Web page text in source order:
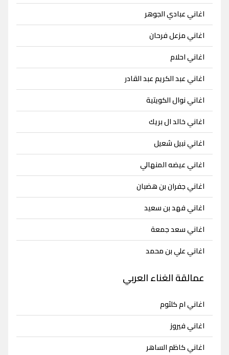
اغاني عبادي الجوهر
اغاني مزعل فرحان
اغاني احلام
اغاني عبد الكريم عبد القادر
اغاني نوال الكويتية
اغاني خالد ال بريك
اغاني نبيل شعيل
اغاني عيضه المنهالي
اغاني جفران بن هضبان
اغاني فهد بن سعيد
اغاني سعد جمعة
اغاني علي بن محمد
عمالقة الغناء العربي
اغاني ام كلثوم
اغاني فيروز
اغاني كاظم الساهر